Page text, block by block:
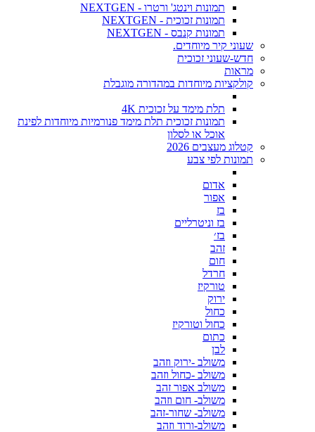
תמונות וינטג' ורטרו - NEXTGEN
תמונות זכוכית - NEXTGEN
תמונות קנבס - NEXTGEN
שעוני קיר מיוחדים.
חדש-שעוני זכוכית
מראות
קולקציות מיוחדות במהדורה מוגבלת
תלת מימד על זכוכית 4K
תמונות זכוכית תלת מימד פנורמיות מיוחדות לפינת
אוכל או לסלון
קטלוג מעצבים 2026
תמונות לפי צבע
אדום
אפור
בז
בז וניטרליים
בז׳
זהב
חום
חרדל
טורקיז
ירוק
כחול
כחול וטורקיז
כתום
לבן
משולב -ירוק וזהב
משולב -כחול וזהב
משולב אפור זהב
משולב- חום וזהב
משולב- שחור-זהב
משולב-ורוד וזהב